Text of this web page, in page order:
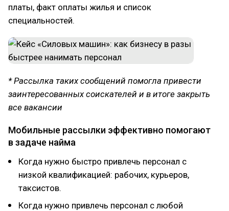
платы, факт оплаты жилья и список
специальностей.
* Рассылка таких сообщений помогла привести
заинтересованных соискателей и в итоге закрыть
все вакансии
Мобильные рассылки эффективно помогают
в задаче найма
Когда нужно быстро привлечь персонал с
низкой квалификацией: рабочих, курьеров,
таксистов.
Когда нужно привлечь персонал с любой